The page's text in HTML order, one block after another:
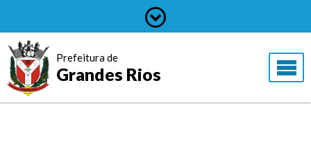
Prefeitura de
Grandes Rios